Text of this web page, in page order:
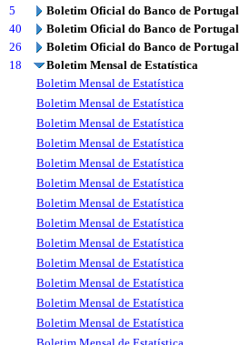
5
Boletim Oficial do Banco de Portugal
40
Boletim Oficial do Banco de Portugal
26
Boletim Oficial do Banco de Portugal
18
Boletim Mensal de Estatística
Boletim Mensal de Estatística
Boletim Mensal de Estatística
Boletim Mensal de Estatística
Boletim Mensal de Estatística
Boletim Mensal de Estatística
Boletim Mensal de Estatística
Boletim Mensal de Estatística
Boletim Mensal de Estatística
Boletim Mensal de Estatística
Boletim Mensal de Estatística
Boletim Mensal de Estatística
Boletim Mensal de Estatística
Boletim Mensal de Estatística